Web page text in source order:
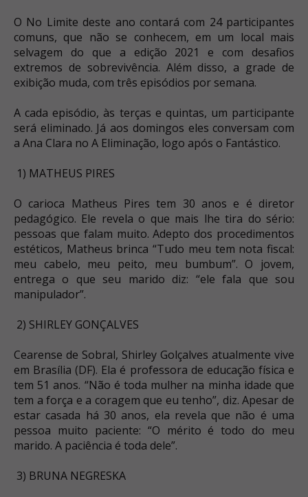
O No Limite deste ano contará com 24 participantes
comuns, que não se conhecem, em um local mais
selvagem do que a edição 2021 e com desafios
extremos de sobrevivência. Além disso, a grade de
exibição muda, com três episódios por semana.
A cada episódio, às terças e quintas, um participante
será eliminado. Já aos domingos eles conversam com
a Ana Clara no A Eliminação, logo após o Fantástico.
1) MATHEUS PIRES
O carioca Matheus Pires tem 30 anos e é diretor
pedagógico. Ele revela o que mais lhe tira do sério:
pessoas que falam muito. Adepto dos procedimentos
estéticos, Matheus brinca “Tudo meu tem nota fiscal:
meu cabelo, meu peito, meu bumbum”. O jovem,
entrega o que seu marido diz: “ele fala que sou
manipulador”.
2) SHIRLEY GONÇALVES
Cearense de Sobral, Shirley Golçalves atualmente vive
em Brasília (DF). Ela é professora de educação física e
tem 51 anos. “Não é toda mulher na minha idade que
tem a força e a coragem que eu tenho”, diz. Apesar de
estar casada há 30 anos, ela revela que não é uma
pessoa muito paciente: “O mérito é todo do meu
marido. A paciência é toda dele”.
3) BRUNA NEGRESKA